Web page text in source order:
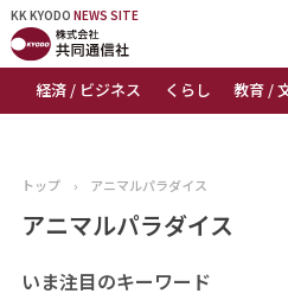
KK KYODO NEWS SITE
経済 / ビジネス くらし 教育 /
KK KYODONEWS SITE
トップページ
ニュース
おすすめコンテンツ
トップ › アニマルパラダイス
アニマルパラダイス
いま注目のキーワード